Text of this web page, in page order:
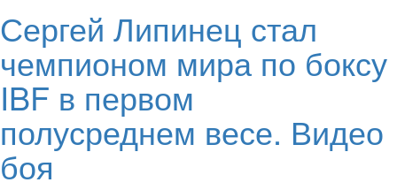
Сергей Липинец стал
чемпионом мира по боксу
IBF в первом
полусреднем весе. Видео
боя